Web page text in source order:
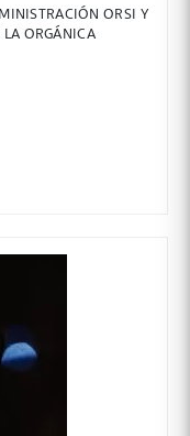
ORSI Y
ORGÁNICA